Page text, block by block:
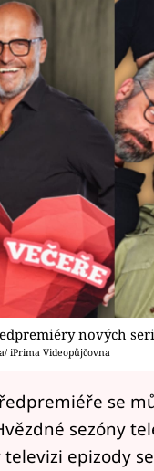
nových
iPrima Videopůjčovna
se
sezóny
epizody